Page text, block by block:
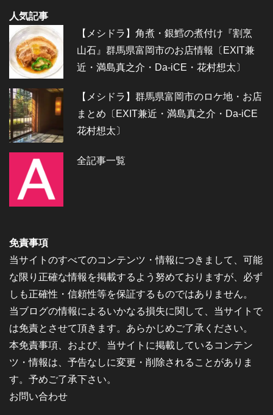
人気記事
【メシドラ】角煮・銀鱈の煮付け『割烹
山石』群馬県富岡市のお店情報〔EXIT兼
近・満島真之介・Da-iCE・花村想太〕
【メシドラ】群馬県富岡市のロケ地・お店
まとめ〔EXIT兼近・満島真之介・Da-iCE
花村想太〕
全記事一覧
免責事項
当サイトのすべてのコンテンツ・情報につきまして、可能
な限り正確な情報を掲載するよう努めておりますが、必ず
しも正確性・信頼性等を保証するものではありません。
当ブログの情報によるいかなる損失に関して、当サイトで
は免責とさせて頂きます。あらかじめご了承ください。
本免責事項、および、当サイトに掲載しているコンテン
ツ・情報は、予告なしに変更・削除されることがありま
す。予めご了承下さい。
お問い合わせ